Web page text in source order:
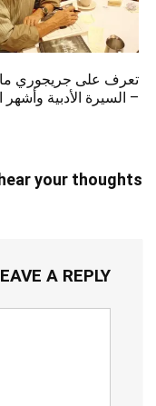
تعرف على جريجوري
– السيرة الأدبية وأشهر
your thoughts
A REPLY